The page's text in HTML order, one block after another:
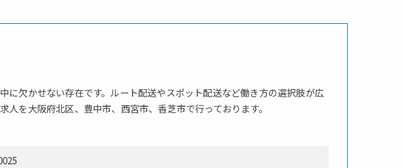
に欠かせない存在です。ルート配送やスポット配送など働き方の選択肢が広
を大阪府北区、豊中市、西宮市、香芝市で行っております。